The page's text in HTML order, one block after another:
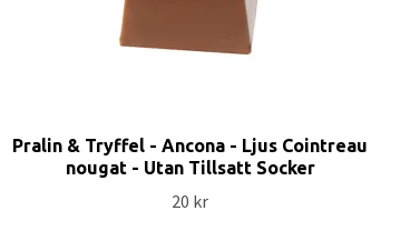
Pralin & Tryffel - Ancona - Ljus Cointreau
nougat - Utan Tillsatt Socker
20 kr